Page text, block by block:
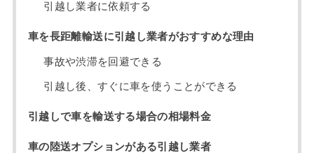
引越し業者に依頼する
車を長距離輸送に引越し業者がおすすめな理由
事故や渋滞を回避できる
引越し後、すぐに車を使うことができる
引越しで車を輸送する場合の相場料金
車の陸送オプションがある引越し業者